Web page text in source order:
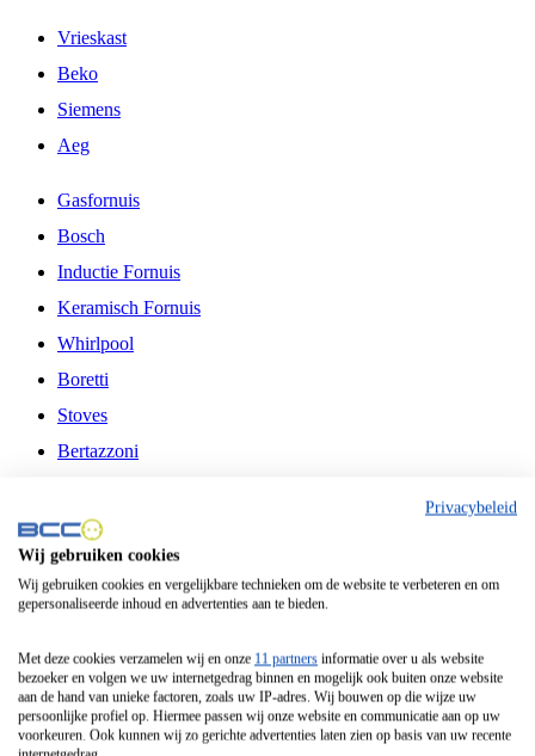
Vrieskast
Beko
Siemens
Aeg
Gasfornuis
Bosch
Inductie Fornuis
Keramisch Fornuis
Whirlpool
Boretti
Stoves
Bertazzoni
Fitelli
Airfryer
Frituurpan
Contactgrill
Broodbakmachine
Broodrooster
Privacybeleid
Wij gebruiken cookies
Wij gebruiken cookies en vergelijkbare technieken om de website te verbeteren en om
gepersonaliseerde inhoud en advertenties aan te bieden.
Met deze cookies verzamelen wij en onze 11 partners informatie over u als website
bezoeker en volgen we uw internetgedrag binnen en mogelijk ook buiten onze website
aan de hand van unieke factoren, zoals uw IP-adres. Wij bouwen op die wijze uw
persoonlijke profiel op. Hiermee passen wij onze website en communicatie aan op uw
voorkeuren. Ook kunnen wij zo gerichte advertenties laten zien op basis van uw recente